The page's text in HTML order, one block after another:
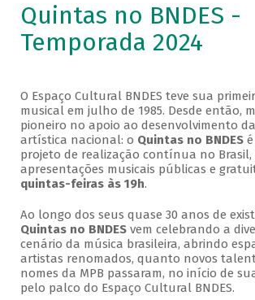
Quintas no BNDES -
Temporada 2024
O Espaço Cultural BNDES teve sua
musical em julho de 1985. Desde então,
pioneiro no apoio ao desenvolvimento
artística nacional: o Quintas no BNDESé
projeto de realização contínua no Brasil,
apresentações musicais públicas e
quintas-feiras às 19h.
Ao longo dos seus quase 30 anos de
Quintas no BNDESvem celebrando a
cenário da música brasileira, abrindo
artistas renomados, quanto novos
nomes da MPB passaram, no início de
pelo palco do Espaço Cultural BNDES.